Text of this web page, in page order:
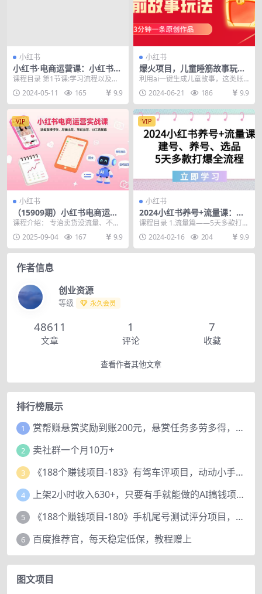
小红书
小红书·电商运营课：小红书开
店流程，小红书电商如何运营
（18节视频课）
课程目录 第1节课:学习流程以及后
续实操流程注意事项 第2节课:小红
书店铺类型解...
2024-05-11 165 9.9
小红书
爆火项目，儿童睡筋故事玩
法，3分钟一条原创作品
利用ai一键生成儿童故事，这类账
号，吸引的粉丝都是宝妈，人群属
性特别好，家长都是...
2024-06-21 186 9.9
VIP
小红书
（15909期）小红书电商运营
实战课：涵盖直播带货、店铺
课程介绍： 专治卖货没流量、不会
开播的痛点!从注册店铺到直播间人
气翻倍，手把手教...
2025-09-04 167 9.9
VIP
小红书
2024小红书养号+流量课：建
号、养号、选品，5天多款打
课程目录 1.流量篇——5天多款打爆
全流程 2.流量篇——封面、标题、
文案、内容...
2024-02-16 204 9.9
作者信息
创业资源
等级 永久会员
48611
文章
1
评论
7
收藏
查看作者其他文章
排行榜展示
1 赏帮赚悬赏奖励到账200元，悬赏任务多劳多得，人人可做。
2 卖社群一个月10万+
3 《188个赚钱项目-183》有驾车评项目，动动小手，复制粘贴赚44元！
4 上架2小时收入630+，只要有手就能做的AI搞钱项目，奶奶看完都能学会!
5 《188个赚钱项目-180》手机尾号测试评分项目，短视频直播日赚200+
6 百度推荐官，每天稳定低保，教程赠上
图文项目